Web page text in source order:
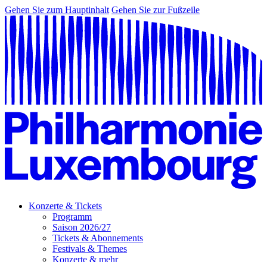
Gehen Sie zum Hauptinhalt Gehen Sie zur Fußzeile
Konzerte & Tickets
Programm
Saison 2026/27
Tickets & Abonnements
Festivals & Themes
Konzerte & mehr